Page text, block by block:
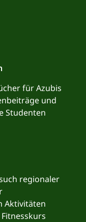
für Azubis
und
Studenten
regionaler
Aktivitäten